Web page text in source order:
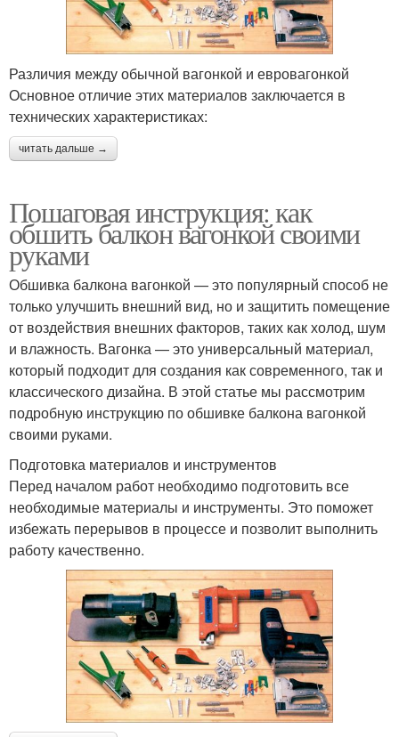
Различия между обычной вагонкой и евровагонкой
Основное отличие этих материалов заключается в
технических характеристиках:
читать дальше →
Пошаговая инструкция: как
обшить балкон вагонкой своими
руками
Обшивка балкона вагонкой — это популярный способ не
только улучшить внешний вид, но и защитить помещение
от воздействия внешних факторов, таких как холод, шум
и влажность. Вагонка — это универсальный материал,
который подходит для создания как современного, так и
классического дизайна. В этой статье мы рассмотрим
подробную инструкцию по обшивке балкона вагонкой
своими руками.
Подготовка материалов и инструментов
Перед началом работ необходимо подготовить все
необходимые материалы и инструменты. Это поможет
избежать перерывов в процессе и позволит выполнить
работу качественно.